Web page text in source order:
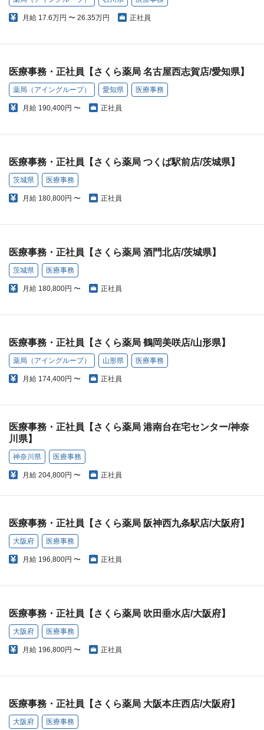
月給 17.6万円 〜 26.35万円 正社員
医療事務・正社員【さくら薬局 名古屋西志賀店/愛知県】
薬局（アイングループ） 愛知県 医療事務
月給 190,400円 〜 正社員
医療事務・正社員【さくら薬局 つくば駅前店/茨城県】
茨城県 医療事務
月給 180,800円 〜 正社員
医療事務・正社員【さくら薬局 酒門北店/茨城県】
茨城県 医療事務
月給 180,800円 〜 正社員
医療事務・正社員【さくら薬局 鶴岡美咲店/山形県】
薬局（アイングループ） 山形県 医療事務
月給 174,400円 〜 正社員
医療事務・正社員【さくら薬局 港南台在宅センター/神奈
川県】
神奈川県 医療事務
月給 204,800円 〜 正社員
医療事務・正社員【さくら薬局 阪神西九条駅店/大阪府】
大阪府 医療事務
月給 196,800円 〜 正社員
医療事務・正社員【さくら薬局 吹田垂水店/大阪府】
大阪府 医療事務
月給 196,800円 〜 正社員
医療事務・正社員【さくら薬局 大阪本庄西店/大阪府】
大阪府 医療事務